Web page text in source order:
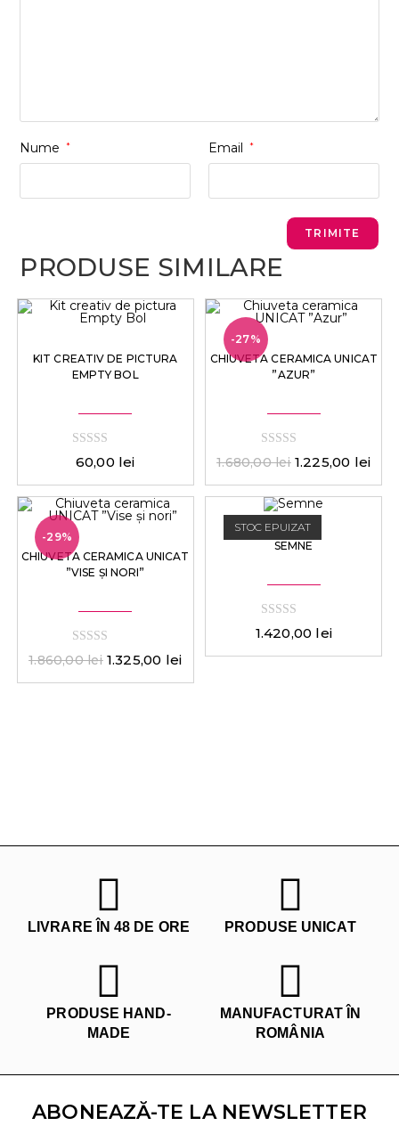
Nume * Email *
PRODUSE SIMILARE
KIT CREATIV DE PICTURA
EMPTY BOL
0
d
n
60,00 lei
-27%
CHIUVETA CERAMICA UNICAT
”AZUR”
0
d
n
1.680,00lei 1.225,00 lei
-29%
CHIUVETA CERAMICA UNICAT
”VISE ȘI NORI”
0
d
i
1.860,00lei 1.325,00 lei
STOC EPUIZAT
SEMNE
0
d
i
1.420,00 lei
LIVRARE ÎN 48 DE ORE PRODUSE UNICAT
PRODUSE HAND-
MADE
MANUFACTURAT ÎN
ROMÂNIA
ABONEAZĂ-TE LA NEWSLETTER